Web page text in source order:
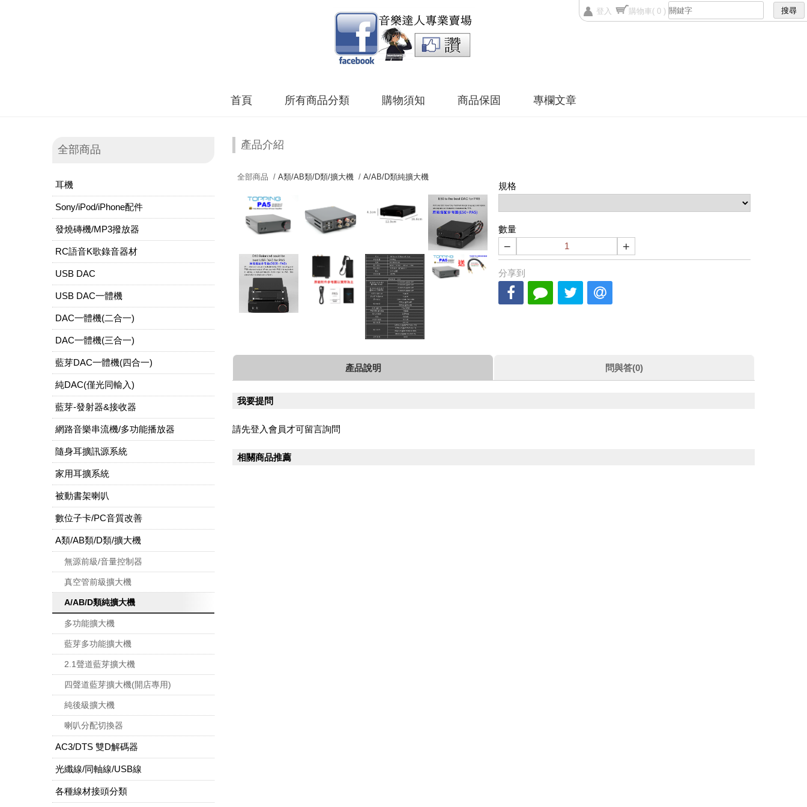
登入 購物車( 0 )
首頁 所有商品分類 購物須知 商品保固 專欄文章
全部商品
耳機
Sony/iPod/iPhone配件
發燒磚機/MP3撥放器
RC語音K歌錄音器材
USB DAC
USB DAC一體機
DAC一體機(二合一)
DAC一體機(三合一)
藍芽DAC一體機(四合一)
純DAC(僅光同輸入)
藍芽-發射器&接收器
網路音樂串流機/多功能播放器
隨身耳擴訊源系統
家用耳擴系統
被動書架喇叭
數位子卡/PC音質改善
A類/AB類/D類/擴大機
無源前級/音量控制器
真空管前級擴大機
A/AB/D類純擴大機
多功能擴大機
藍芽多功能擴大機
2.1聲道藍芽擴大機
四聲道藍芽擴大機(開店專用)
純後級擴大機
喇叭分配切換器
AC3/DTS 雙D解碼器
光纖線/同軸線/USB線
各種線材接頭分類
產品介紹
全部商品 / A類/AB類/D類/擴大機/ A/AB/D類純擴大機
規格
數量
− +
分享到
產品說明 問與答(0)
我要提問
請先登入會員才可留言詢問
相關商品推薦